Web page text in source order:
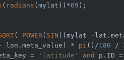
( radians (mylat))*69
( POWER( SIN ((mylat -
lon.meta_value) * pi ()/180 /
= 'latitude' and p.ID